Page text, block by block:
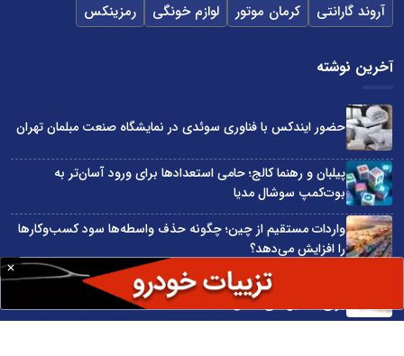
آروند گارانتی
کرمان موتور لوازم خونگی رمزینکس
آخرین نوشته
حضور ایندکس با فناوری سوئدی در نمایشگاه صنعت مبلمان تهران
پیلبان و رهنما کالج؛ حامی استعدادها برای ورود آسان‌تر به
بوت‌کمپ سوشال مدیا
واردات مستقیم از چین؛ چگونه حذف واسطه‌ها سود کسب‌وکارها
را افزایش می‌دهد؟
ترند ترین دستبندهای طلا برای تابستان؛ انتخابی ظریف و متفاوت
برای استایل‌های خاص